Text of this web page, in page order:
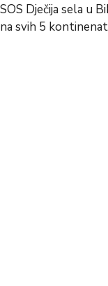
SOS Dječija sela u
na svih 5